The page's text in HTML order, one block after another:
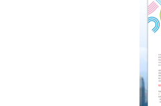
更生歷
观，在
的新身
「围墙
获得同